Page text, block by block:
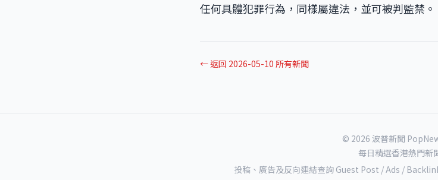
任何具體犯罪行為，同樣屬違法，並可被判監禁。
← 返回 2026-05-10 所有新聞
© 2026 波普新聞
每日精選香港熱門新
投稿、廣告及反向連結查詢 Guest Post / Ads /